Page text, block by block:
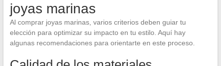
joyas marinas
Al comprar joyas marinas, varios criterios deben guiar tu
elección para optimizar su impacto en tu estilo. Aquí hay
algunas recomendaciones para orientarte en este proceso.